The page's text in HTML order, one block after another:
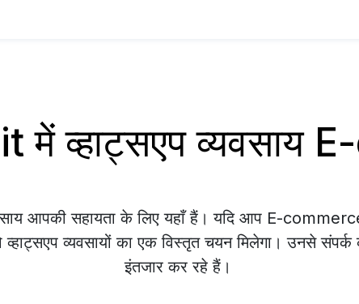
में व्हाट्सएप व्यवसाय
आपकी सहायता के लिए यहाँ हैं। यदि आप E-
व्हाट्सएप व्यवसायों का एक विस्तृत चयन मिलेगा। उनसे
इंतजार कर रहे हैं।